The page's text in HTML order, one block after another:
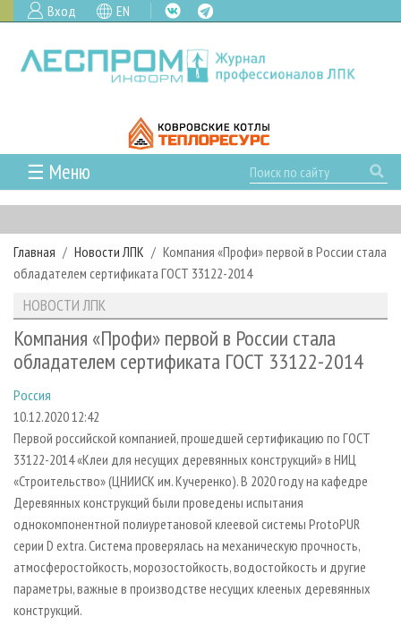
Вход EN
☰ Меню
ГЛАВНАЯ
РУБРИКИ И ТЕМЫ
РУБРИКИ ЖУРНАЛА
ЛЕСОЗАГОТОВКА
ЛЕСОПИЛЕНИЕ
СУШКА ДРЕВЕСИНЫ
ПРОИЗВОДСТВО ДРЕВЕСНЫХ ПЛИТ
ДЕРЕВЯННОЕ ДОМОСТРОЕНИЕ
ПРОИЗВОДСТВО МЕБЕЛИ
БИОЭНЕРГЕТИКА
ЦБП
ИНСТРУМЕНТ И МАТЕРИАЛЫ
НОВОСТИ
НОВОСТИ ЛПК
НОВОСТИ ЖУРНАЛА
ПРОЕКТЫ ЛПИ
АНАЛИТИКА
ПРЕДПРИЯТИЯ ЛПК
ПЕРСОНЫ
МОБИЛЬНЫЕ ВЫСТАВКИ
ОФИЦИАЛЬНЫЕ ДЕЛЕГАЦИИ
ПРИОРИТЕТНЫЕ ИНВЕСТПРОЕКТЫ
RUSSIAN FORESTRY REVIEW
ГАЗЕТА ЛЕСПРОМФОРУМ
БИБЛИОТЕКА СПЕЦИАЛИСТА
АРХИВ ЖУРНАЛОВ
О ЖУРНАЛЕ
КОНТАКТЫ
РЕКЛАМОДАТЕЛЯМ
РЕКЛАМА
РЕКЛАМА НА САЙТЕ
Главная Новости ЛПК
Компания «Профи» первой в России стала
обладателем сертификата ГОСТ 33122-2014
НОВОСТИ ЛПК
Компания «Профи» первой в России стала
обладателем сертификата ГОСТ 33122-2014
Россия
10.12.2020 12:42
Первой российской компанией, прошедшей сертификацию по ГОСТ
33122-2014 «Клеи для несущих деревянных конструкций» в НИЦ
«Строительство» (ЦНИИСК им. Кучеренко). В 2020 году на кафедре
Деревянных конструкций были проведены испытания
однокомпонентной полиуретановой клеевой системы ProtoPUR
серии D extra. Система проверялась на механическую прочность,
атмосферостойкость, морозостойкость, водостойкость и другие
параметры, важные в производстве несущих клееных деревянных
конструкций.